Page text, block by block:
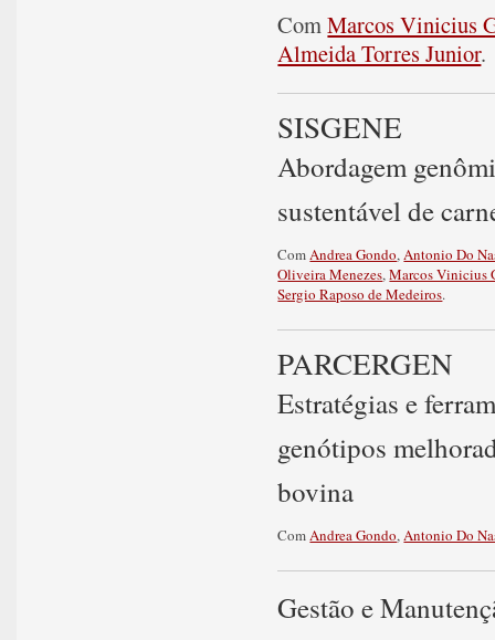
ComMarcos Vinicius
Almeida Torres Junior.
SISGENE
Abordagem
sustentável de
ComAndrea Gondo,Antonio Do
Oliveira Menezes,Marcos Vinicius
Sergio Raposo de Medeiros.
PARCERGEN
Estratégias e
genótipos
bovina
ComAndrea Gondo,Antonio Do
Gestão e